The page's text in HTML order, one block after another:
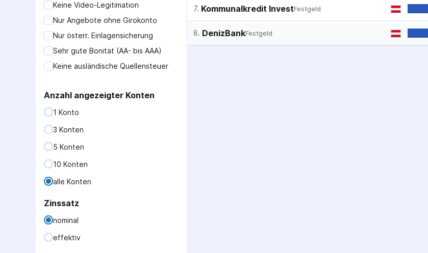
Keine Video-Legitimation
Nur Angebote ohne Girokonto
Nur österr. Einlagensicherung
Sehr gute Bonität (AA- bis AAA)
Keine ausländische Quellensteuer
Anzahl angezeigter Konten
1 Konto
3 Konten
5 Konten
10 Konten
alle Konten
Zinssatz
nominal
effektiv
7. Kommunalkredit InvestFestgeld
8. DenizBankFestgeld